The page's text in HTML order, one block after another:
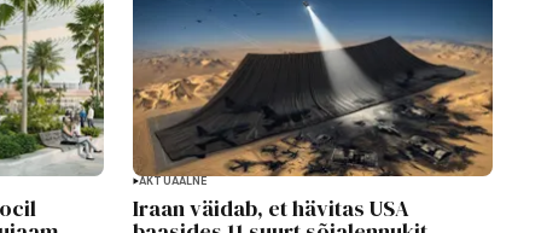
AKTUAALNE
Iraan väidab, et hävitas USA